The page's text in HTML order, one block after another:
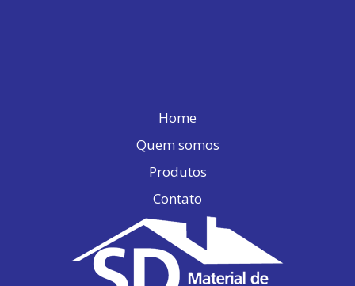
Home
Quem somos
Produtos
Contato